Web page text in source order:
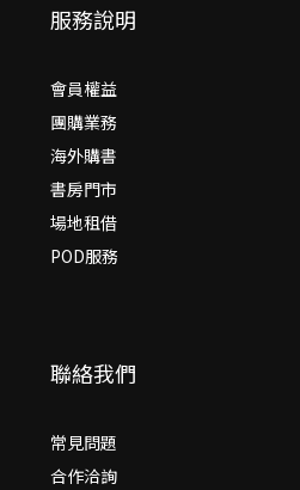
服務說明
會員權益
團購業務
海外購書
書房門市
場地租借
POD服務
聯絡我們
常見問題
合作洽詢